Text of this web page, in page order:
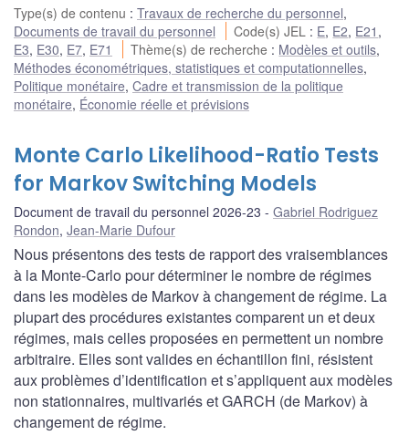
Type(s) de contenu : Travaux de recherche du personnel,
Documents de travail du personnel
Code(s) JEL : E, E2, E21 ,
E3, E30, E7, E71 Thème(s) de recherche : Modèles et outils,
Méthodes économétriques, statistiques et computationnelles,
Politique monétaire, Cadre et transmission de la politique
monétaire, Économie réelle et prévisions
Monte Carlo Likelihood-Ratio Tests
for Markov Switching Models
Document de travail du personnel 2026-23
Gabriel Rodriguez
Rondon, Jean-Marie Dufour
Nous présentons des tests de rapport des vraisemblances
à la Monte-Carlo pour déterminer le nombre de régimes
dans les modèles de Markov à changement de régime. La
plupart des procédures existantes comparent un et deux
régimes, mais celles proposées en permettent un nombre
arbitraire. Elles sont valides en échantillon fini, résistent
aux problèmes d’identification et s’appliquent aux modèles
non stationnaires, multivariés et GARCH (de Markov) à
changement de régime.